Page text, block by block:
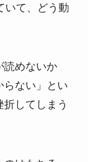
いて、どう動
読めないか
らない」とい
してしまう